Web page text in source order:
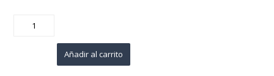
LC426XL
Pigmentada
Añadir al carrito